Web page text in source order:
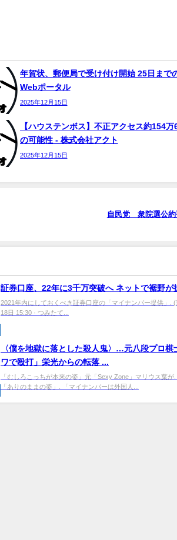
年賀状、郵便局で受け付け開始 25日まで
Webポータル
2025年12月15日
【ハウステンボス】不正アクセス約154
の可能性 - 株式会社アクト
2025年12月15日
自民党 衆院選公約
証券口座、22年に3千万突破へ ネットで裾野が
2021年内にしておくべき証券口座の「マイナンバー提供」.
18日 15:30 · つみたて...
〈僕を地獄に落とした殺人鬼〉…元八段プロ棋
ワで殴打」栄光からの転落 ...
「むしろこっちが本来の姿」元「Sexy Zone」マリウス葉
「ありのままの姿」. 「マイナンバーは外国人...